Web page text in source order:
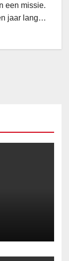
een missie.
jaar lang…